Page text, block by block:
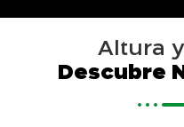
Altura
Descubre